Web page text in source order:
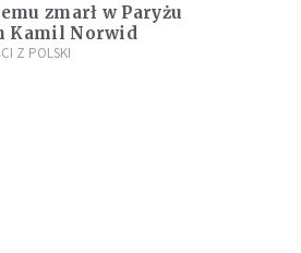
zmarł w Paryżu
Kamil Norwid
Z POLSKI